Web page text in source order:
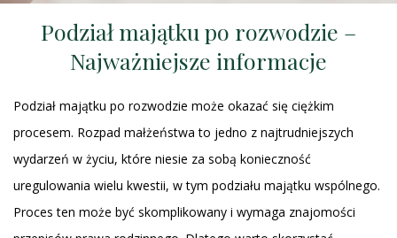
Podział majątku po rozwodzie –
Najważniejsze informacje
Podział majątku po rozwodzie może okazać się ciężkim
procesem. Rozpad małżeństwa to jedno z najtrudniejszych
wydarzeń w życiu, które niesie za sobą konieczność
uregulowania wielu kwestii, w tym podziału majątku wspólnego.
Proces ten może być skomplikowany i wymaga znajomości